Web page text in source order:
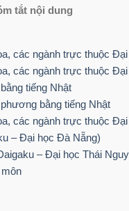
tắt nội dung
các ngành trực thuộc
các ngành trực thuộc
tiếng Nhật
bằng tiếng Nhật
các ngành trực thuộc
– Đại học Đà Nẵng)
– Đại học Thái